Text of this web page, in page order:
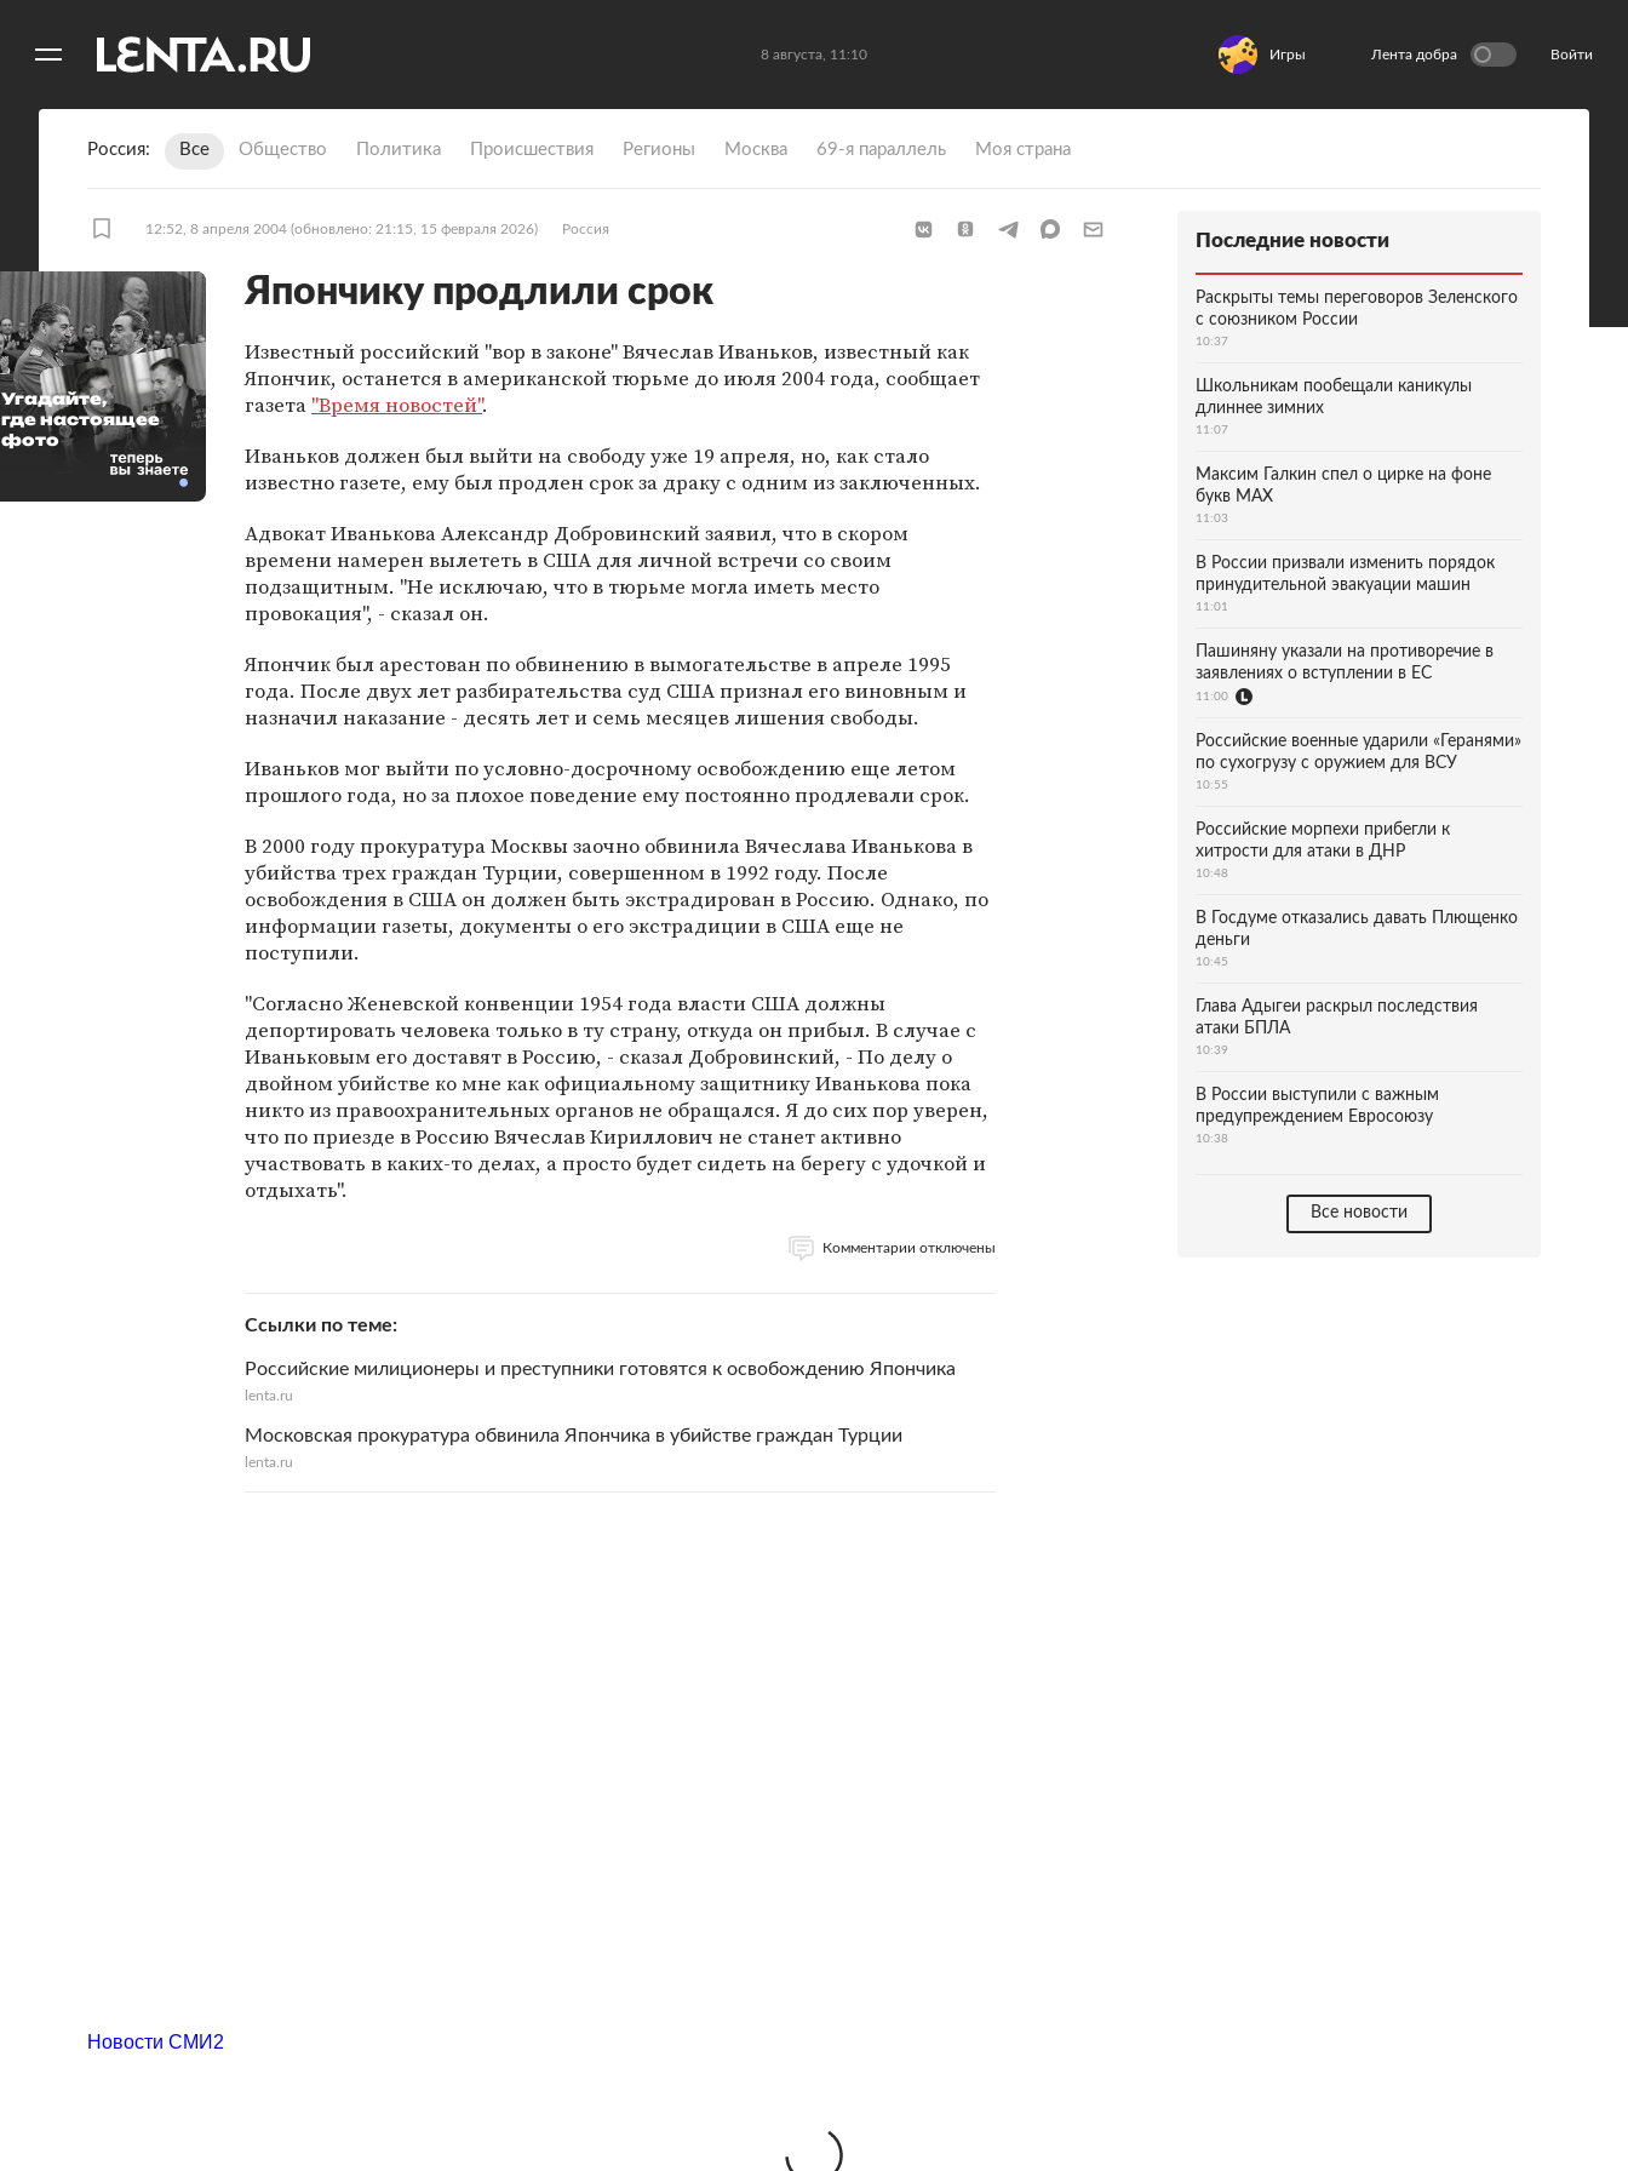
8 августа, 11:10 Игры Лента добра Войти
Россия Все Общество Политика Происшествия Регионы Москва 69-я параллель Моя страна
12:52, 8 апреля 2004 (обновлено: 21:15, 15 февраля 2026) Россия
Япончику продлили срок
Известный российский "вор в законе" Вячеслав Иваньков, известный как
Япончик, останется в американской тюрьме до июля 2004 года, сообщает
газета "Время новостей".
Иваньков должен был выйти на свободу уже 19 апреля, но, как стало
известно газете, ему был продлен срок за драку с одним из заключенных.
Адвокат Иванькова Александр Добровинский заявил, что в скором
времени намерен вылететь в США для личной встречи со своим
подзащитным. "Не исключаю, что в тюрьме могла иметь место
провокация", - сказал он.
Япончик был арестован по обвинению в вымогательстве в апреле 1995
года. После двух лет разбирательства суд США признал его виновным и
назначил наказание - десять лет и семь месяцев лишения свободы.
Иваньков мог выйти по условно-досрочному освобождению еще летом
прошлого года, но за плохое поведение ему постоянно продлевали срок.
В 2000 году прокуратура Москвы заочно обвинила Вячеслава Иванькова в
убийства трех граждан Турции, совершенном в 1992 году. После
освобождения в США он должен быть экстрадирован в Россию. Однако, по
информации газеты, документы о его экстрадиции в США еще не
поступили.
"Согласно Женевской конвенции 1954 года власти США должны
депортировать человека только в ту страну, откуда он прибыл. В случае с
Иваньковым его доставят в Россию, - сказал Добровинский, - По делу о
двойном убийстве ко мне как официальному защитнику Иванькова пока
никто из правоохранительных органов не обращался. Я до сих пор уверен,
что по приезде в Россию Вячеслав Кириллович не станет активно
участвовать в каких-то делах, а просто будет сидеть на берегу с удочкой и
отдыхать".
Комментарии отключены
Ссылки по теме
Российские милиционеры и преступники готовятся к освобождению Япончика
lenta.ru
Московская прокуратура обвинила Япончика в убийстве граждан Турции
lenta.ru
Угадайте,
где настоящее
фото
Последние новости
Раскрыты темы переговоров Зеленского
с союзником России
10:37
Школьникам пообещали каникулы
длиннее зимних
11:07
Максим Галкин спел о цирке на фоне
букв MAX
11:03
В России призвали изменить порядок
принудительной эвакуации машин
11:01
Пашиняну указали на противоречие в
заявлениях о вступлении в ЕС
11:00
Российские военные ударили «Геранями»
по сухогрузу с оружием для ВСУ
10:55
Российские морпехи прибегли к
хитрости для атаки в ДНР
10:48
В Госдуме отказались давать Плющенко
деньги
10:45
Глава Адыгеи раскрыл последствия
атаки БПЛА
10:39
В России выступили с важным
предупреждением Евросоюзу
10:38
Все новости
Новости СМИ2